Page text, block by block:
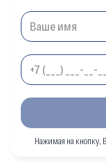
Нажимая на кнопку,